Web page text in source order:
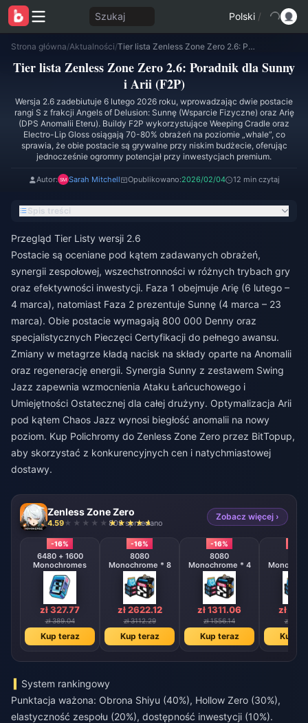
Szukaj Polski /
Strona główna/Aktualności/ Tier lista Zenless Zone Zero 2.6: Poradnik dla Sunny i Arii (F2P)
Tier lista Zenless Zone Zero 2.6: Poradnik dla Sunny
i Arii (F2P)
Wersja 2.6 zadebiutuje 6 lutego 2026 roku, wprowadzając dwie postacie
rangi S z frakcji Angels of Delusion: Sunnę (Wsparcie Fizyczne) oraz Arię
(DPS Anomalii Eteru). Buildy F2P wykorzystujące Weeping Cradle oraz
Electro-Lip Gloss osiągają 70-80% obrażeń na poziomie „whale”, co
sprawia, że obie postacie są grywalne przy niskim budżecie, oferując
jednocześnie ogromny potencjał przy inwestycjach premium.
Autor: Sarah Mitchell Opublikowano:2026/02/04 12 min czytaj
Spis treści
Przegląd Tier Listy wersji 2.6
Postacie są oceniane pod kątem zadawanych obrażeń,
synergii zespołowej, wszechstronności w różnych trybach gry
oraz efektywności inwestycji. Faza 1 obejmuje Arię (6 lutego –
4 marca), natomiast Faza 2 prezentuje Sunnę (4 marca – 23
marca). Obie postacie wymagają 800 000 Denny oraz
specjalistycznych Pieczęci Certyfikacji do pełnego awansu.
Zmiany w metagrze kładą nacisk na składy oparte na Anomalii
oraz regenerację energii. Synergia Sunny z zestawem Swing
Jazz zapewnia wzmocnienia Ataku Łańcuchowego i
Umiejętności Ostatecznej dla całej drużyny. Optymalizacja Arii
pod kątem Chaos Jazz wynosi biegłość anomalii na nowy
poziom. Kup Polichromy do Zenless Zone Zero przez BitTopup,
aby skorzystać z konkurencyjnych cen i natychmiastowej
dostawy.
Zenless Zone Zero
4.59 808 sprzedano
Zobacz więcej ›
-16%
6480 + 1600
Monochromes
zł 327.77
zł 389.04
Kup teraz
-16%
8080
Monochrome * 8
zł 2622.12
zł 3112.29
Kup teraz
-16%
8080
Monochrome * 4
zł 1311.06
zł 1556.14
Kup teraz
zł
zł
Kup
System rankingowy
Punktacja ważona: Obrona Shiyu (40%), Hollow Zero (30%),
elastyczność zespołu (20%), dostępność inwestycji (10%).